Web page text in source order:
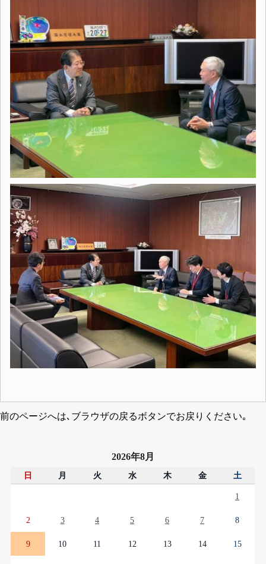
前のページへは､ブラウザの戻るボタンでお戻りください｡
2026年8月
日 月 火 水 木 金 土
1
2 3 4 5 6 7 8
9 10 11 12 13 14 15